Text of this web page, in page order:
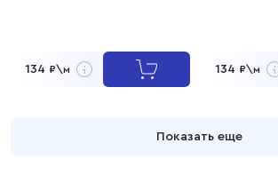
134 ₽\м 134 ₽\м
Показать еще